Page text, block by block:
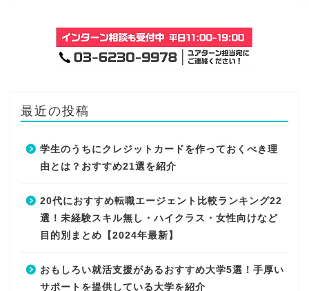
最近の投稿
学生のうちにクレジットカードを作っておくべき理
由とは？おすすめ21選を紹介
20代におすすめ転職エージェント比較ランキング22
選！未経験スキル無し・ハイクラス・女性向けなど
目的別まとめ【2024年最新】
おもしろい就活支援があるおすすめ大学5選！手厚い
サポートを提供している大学を紹介